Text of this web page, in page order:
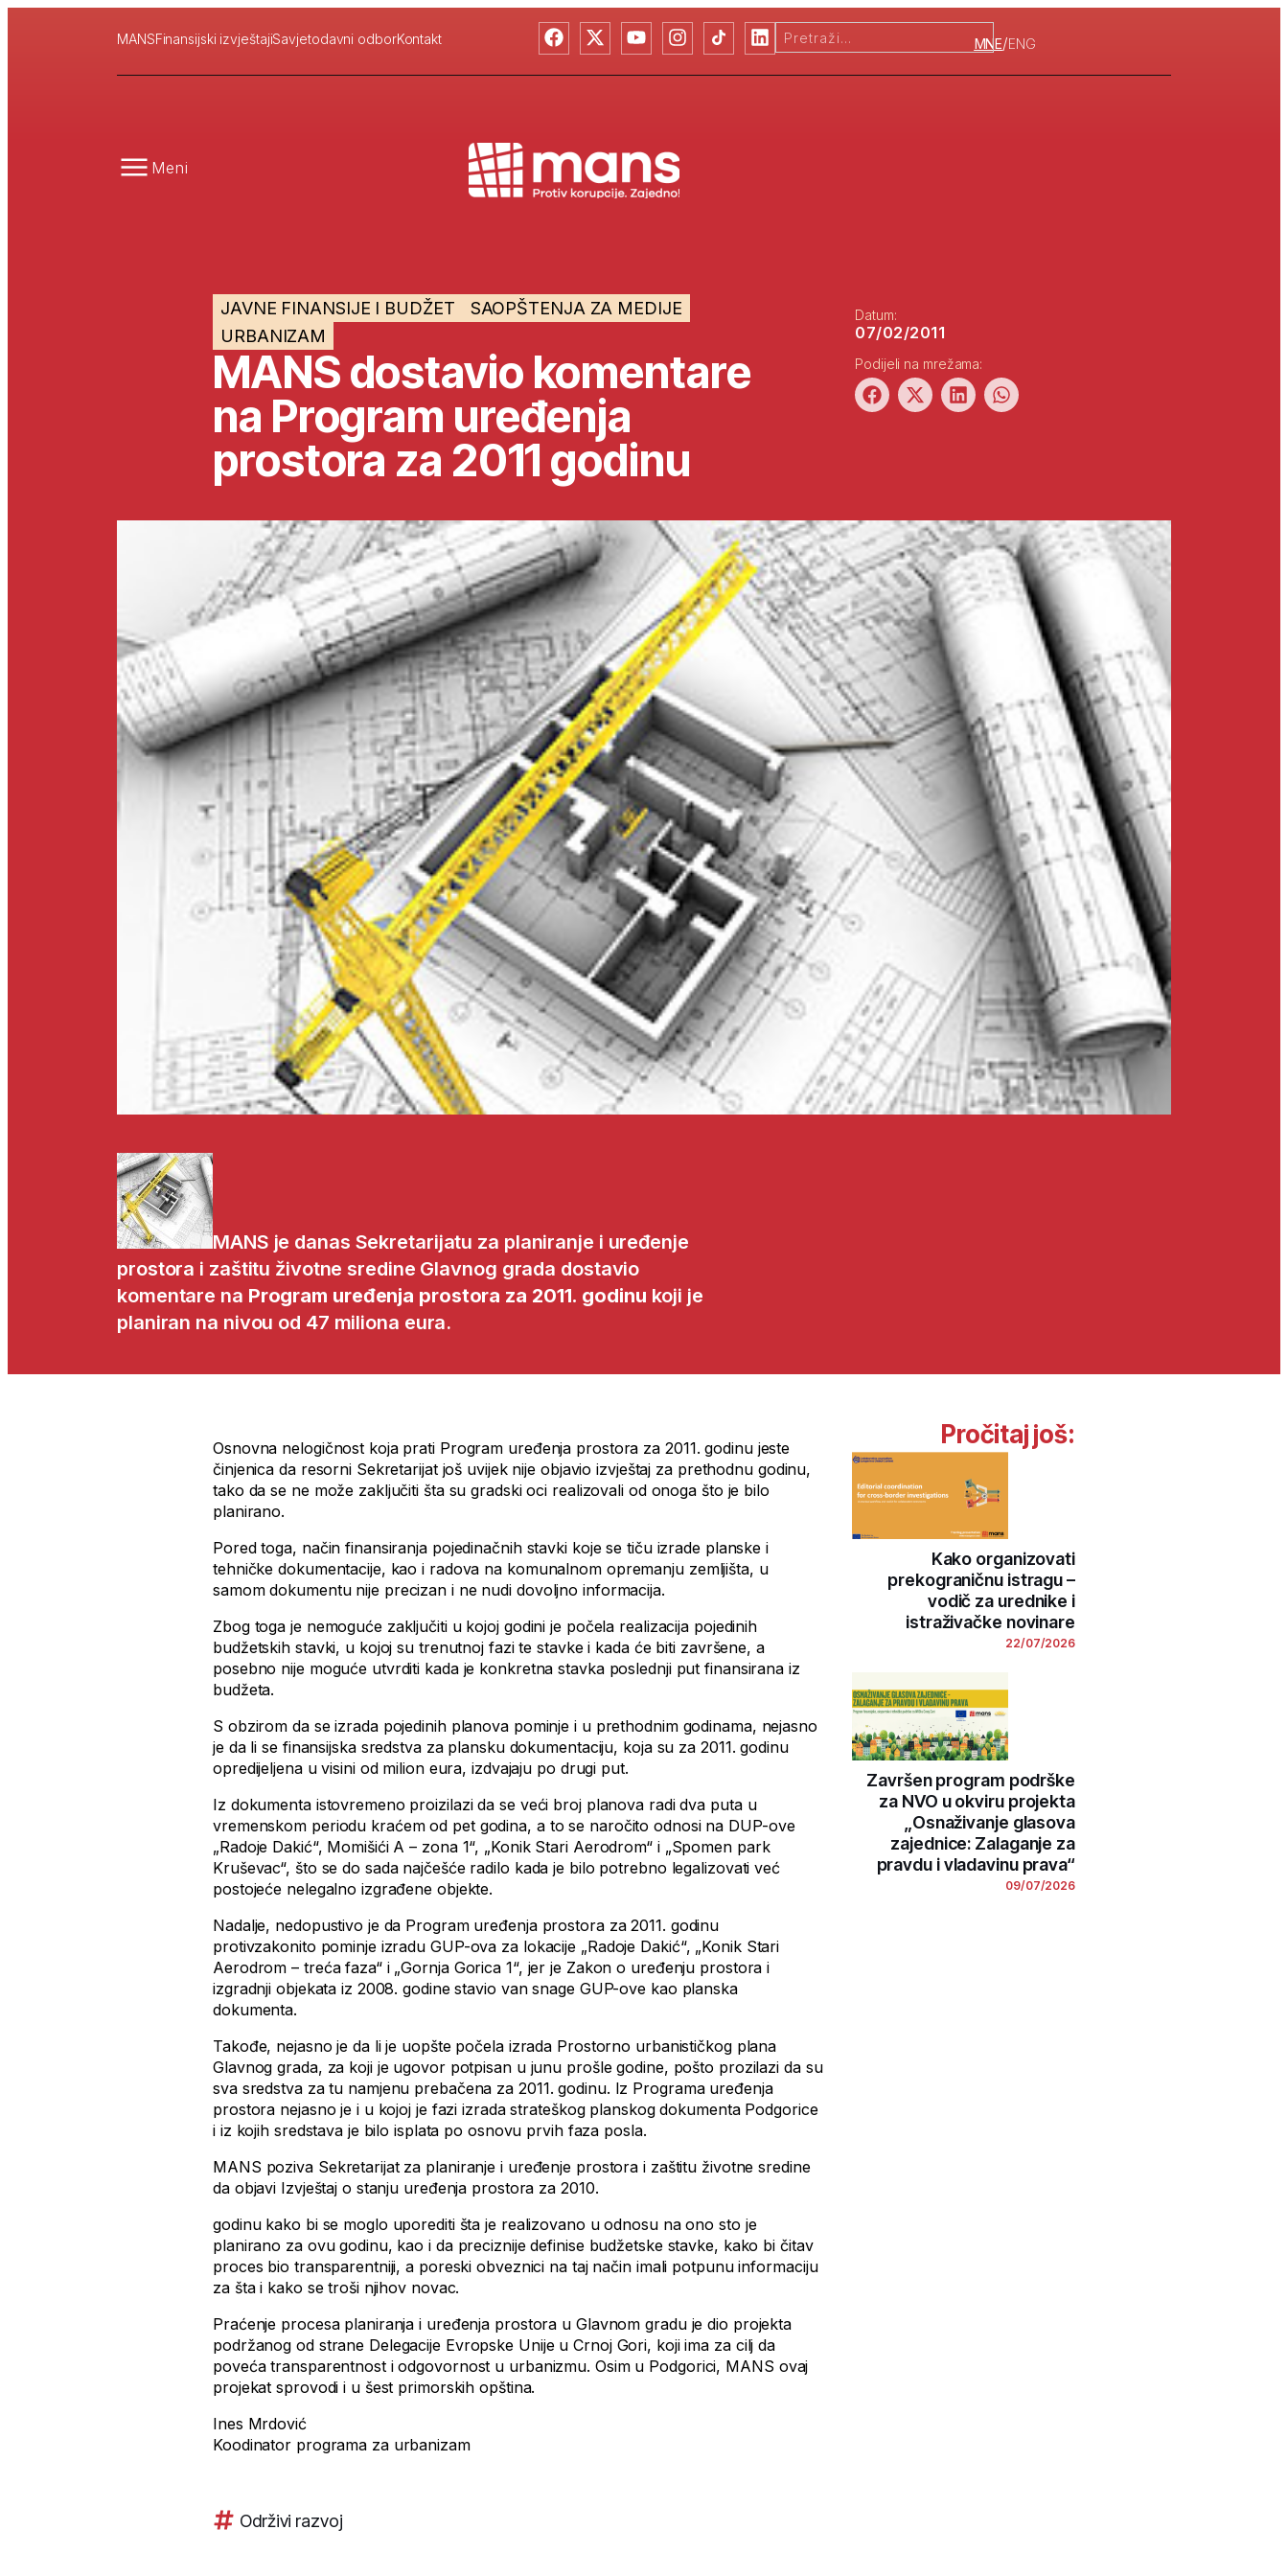
MANSFinansijski izvještajiSavjetodavni odborKontakt MNE/ENG
Meni
JAVNE FINANSIJE I BUDŽET
SAOPŠTENJA ZA MEDIJE
URBANIZAM
MANS dostavio komentare
na Program uređenja
prostora za 2011 godinu
Datum:
07/02/2011
Podijeli na mrežama:
MANS je danas Sekretarijatu za planiranje i uređenje
prostora i zaštitu životne sredine Glavnog grada dostavio
komentare na Program uređenja prostora za 2011. godinu koji je
planiran na nivou od 47 miliona eura.
Osnovna nelogičnost koja prati Program uređenja prostora za 2011. godinu jeste
činjenica da resorni Sekretarijat još uvijek nije objavio izvještaj za prethodnu godinu,
tako da se ne može zaključiti šta su gradski oci realizovali od onoga što je bilo
planirano.
Pored toga, način finansiranja pojedinačnih stavki koje se tiču izrade planske i
tehničke dokumentacije, kao i radova na komunalnom opremanju zemljišta, u
samom dokumentu nije precizan i ne nudi dovoljno informacija.
Zbog toga je nemoguće zaključiti u kojoj godini je počela realizacija pojedinih
budžetskih stavki, u kojoj su trenutnoj fazi te stavke i kada će biti završene, a
posebno nije moguće utvrditi kada je konkretna stavka poslednji put finansirana iz
budžeta.
S obzirom da se izrada pojedinih planova pominje i u prethodnim godinama, nejasno
je da li se finansijska sredstva za plansku dokumentaciju, koja su za 2011. godinu
opredijeljena u visini od milion eura, izdvajaju po drugi put.
Iz dokumenta istovremeno proizilazi da se veći broj planova radi dva puta u
vremenskom periodu kraćem od pet godina, a to se naročito odnosi na DUP-ove
„Radoje Dakić“, Momišići A – zona 1“, „Konik Stari Aerodrom“ i „Spomen park
Kruševac“, što se do sada najčešće radilo kada je bilo potrebno legalizovati već
postojeće nelegalno izgrađene objekte.
Nadalje, nedopustivo je da Program uređenja prostora za 2011. godinu
protivzakonito pominje izradu GUP-ova za lokacije „Radoje Dakić“, „Konik Stari
Aerodrom – treća faza“ i „Gornja Gorica 1“, jer je Zakon o uređenju prostora i
izgradnji objekata iz 2008. godine stavio van snage GUP-ove kao planska
dokumenta.
Takođe, nejasno je da li je uopšte počela izrada Prostorno urbanističkog plana
Glavnog grada, za koji je ugovor potpisan u junu prošle godine, pošto prozilazi da su
sva sredstva za tu namjenu prebačena za 2011. godinu. Iz Programa uređenja
prostora nejasno je i u kojoj je fazi izrada strateškog planskog dokumenta Podgorice
i iz kojih sredstava je bilo isplata po osnovu prvih faza posla.
MANS poziva Sekretarijat za planiranje i uređenje prostora i zaštitu životne sredine
da objavi Izvještaj o stanju uređenja prostora za 2010.
godinu kako bi se moglo uporediti šta je realizovano u odnosu na ono sto je
planirano za ovu godinu, kao i da preciznije definise budžetske stavke, kako bi čitav
proces bio transparentniji, a poreski obveznici na taj način imali potpunu informaciju
za šta i kako se troši njihov novac.
Praćenje procesa planiranja i uređenja prostora u Glavnom gradu je dio projekta
podržanog od strane Delegacije Evropske Unije u Crnoj Gori, koji ima za cilj da
poveća transparentnost i odgovornost u urbanizmu. Osim u Podgorici, MANS ovaj
projekat sprovodi i u šest primorskih opština.
Ines Mrdović
Koodinator programa za urbanizam
Održivi razvoj
Pročitaj još:
Kako organizovati
prekograničnu istragu –
vodič za urednike i
istraživačke novinare
22/07/2026
Završen program podrške
za NVO u okviru projekta
„Osnaživanje glasova
zajednice: Zalaganje za
pravdu i vladavinu prava“
09/07/2026